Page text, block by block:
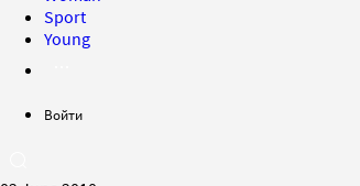
Sport
Young
Войти